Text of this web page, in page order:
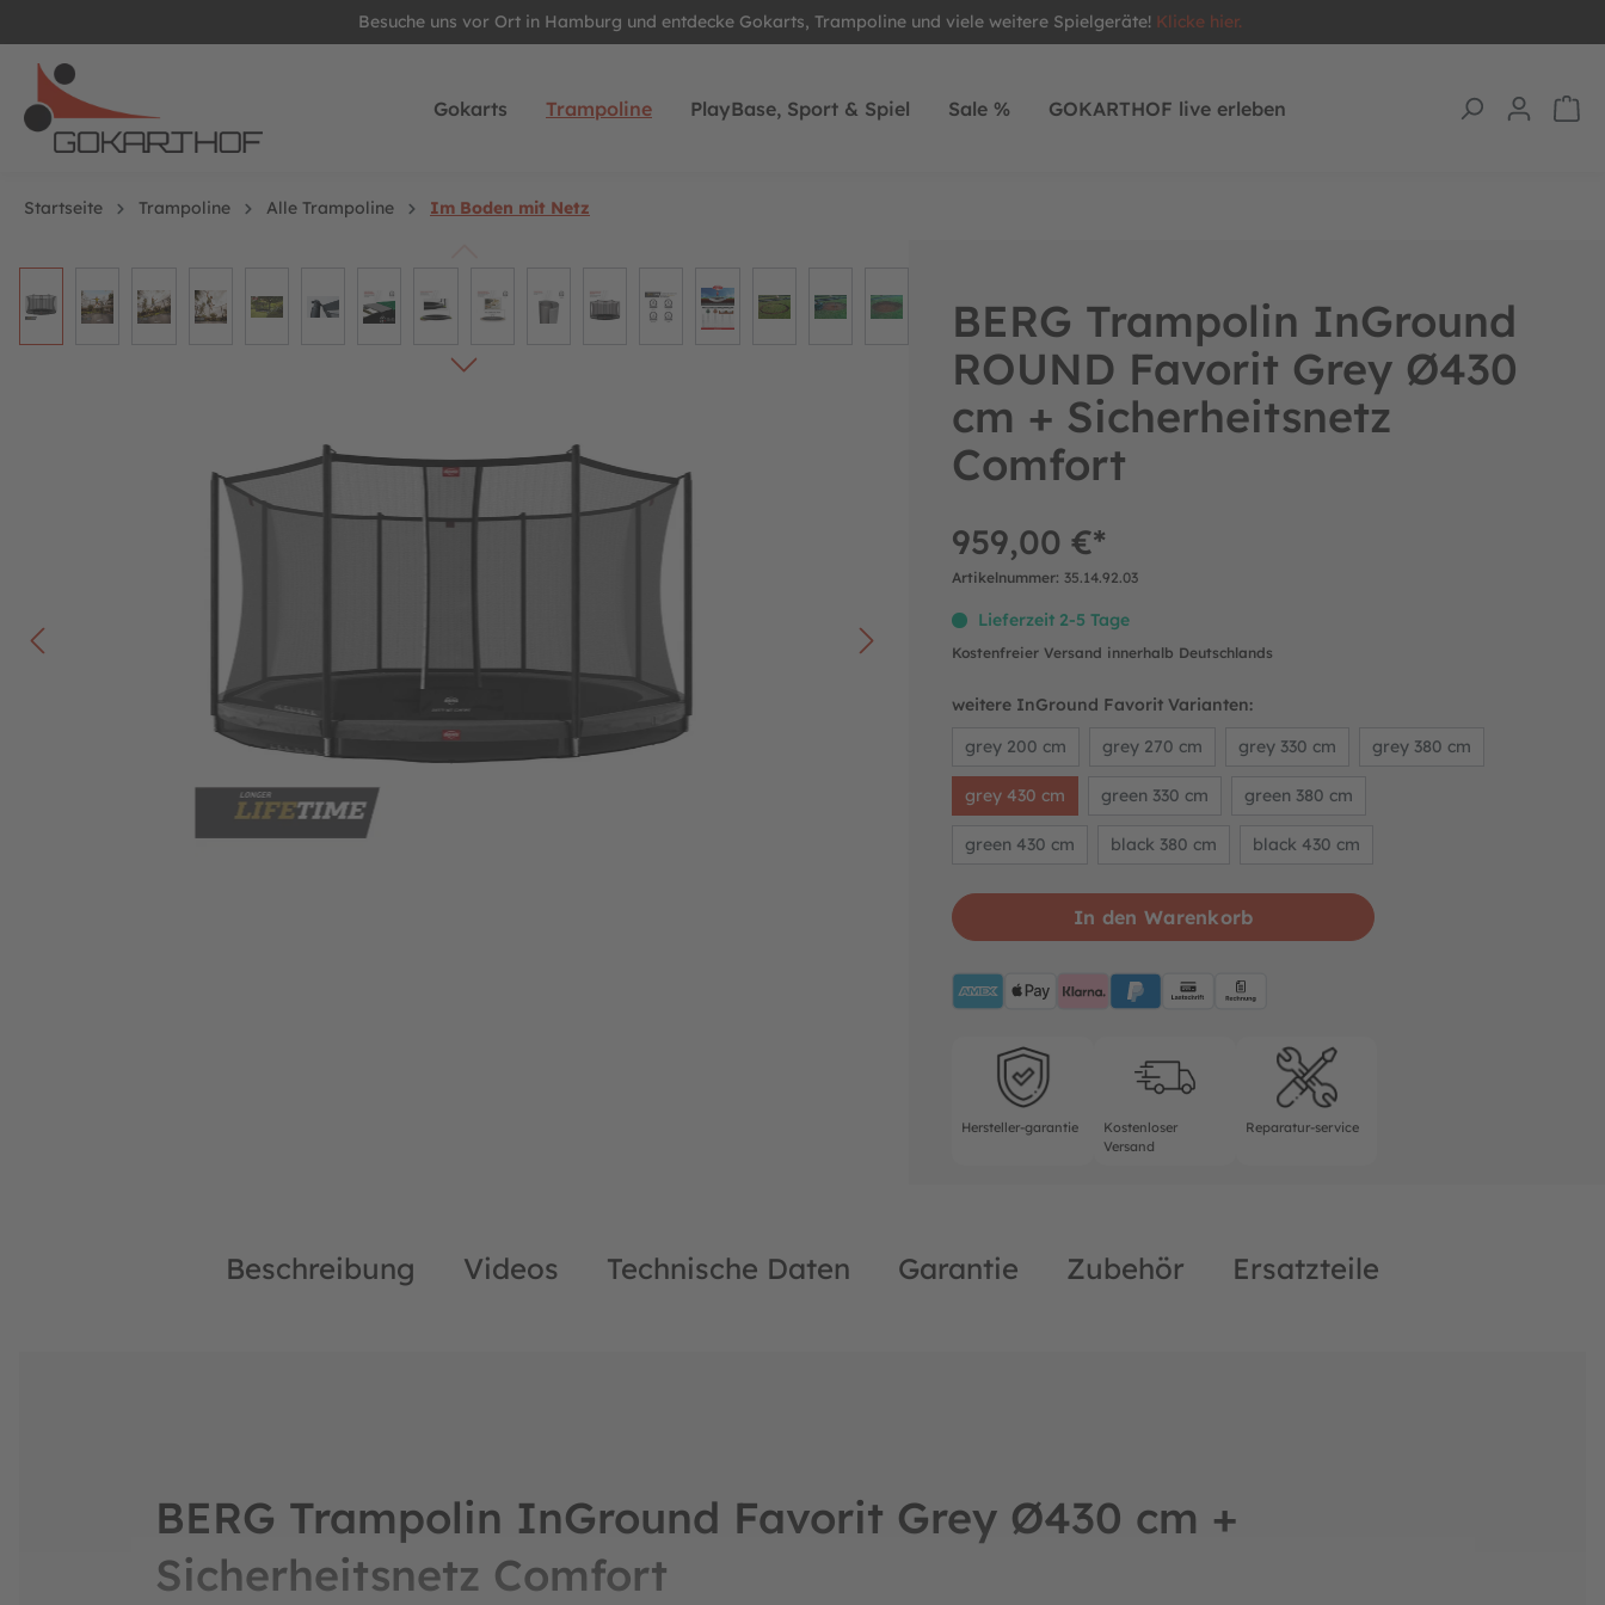
Besuche uns vor Ort in Hamburg und entdecke Gokarts, Trampoline und viele weitere Spielgeräte! Klicke hier.
Gokarts Trampoline PlayBase, Sport & Spiel Sale % GOKARTHOF live erleben
Startseite Trampoline Alle Trampoline
Im Boden mit Netz
BERG Trampolin InGround
ROUND Favorit Grey Ø430
cm + Sicherheitsnetz
Comfort
959,00 €*
Artikelnummer:35.14.92.03
Lieferzeit 2-5 Tage
Kostenfreier Versand innerhalb Deutschlands
weitere InGround Favorit Varianten:
grey 200 cm
grey 270 cm grey 330 cm grey 380 cm
grey 430 cm green 330 cm green 380 cm
green 430 cm black 380 cm black 430 cm
In den Warenkorb
ApplePayKlarna PayPalBlueLastschrift
Hersteller-garantie
Hersteller-garantie
Kostenloser Versand
Kostenloser
Versand
Reparatur-service
Reparatur-service
Beschreibung Videos Technische Daten Garantie Zubehör Ersatzteile
BERG Trampolin InGround Favorit Grey Ø430 cm +
Sicherheitsnetz Comfort